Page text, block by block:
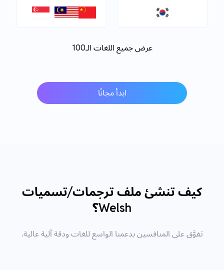
عرض جميع اللغات الـ100
ابدأ مجانًا
كيف تنشئ ملف ترجمات/تسميات
Welsh؟
تفوَّق على المنافسين بدعمنا الواسع للغات ودقة آلية عالية.